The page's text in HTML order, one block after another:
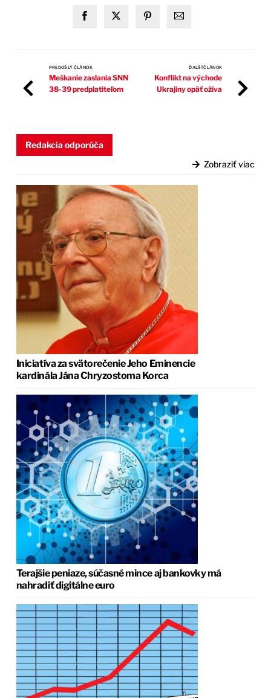
PREDOŠLÝ ČLÁNOK
Meškanie zaslania SNN
38-39 predplatiteľom
ĎALŠÍ ČLÁNOK
Konflikt na východe
Ukrajiny opäť ožíva
Redakcia odporúča
Zobraziť viac
Iniciatíva za svätorečenie Jeho Eminencie
kardinála Jána Chryzostoma Korca
Terajšie peniaze, súčasné mince aj bankovky má
nahradiť digitálne euro